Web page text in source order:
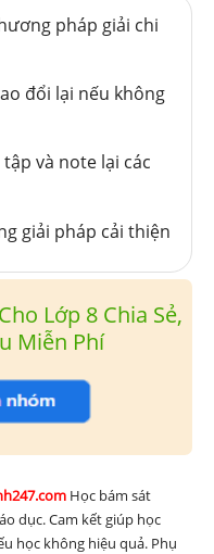
pháp giải chi
đổi lại nếu không
và note lại các
giải pháp cải thiện
Lớp 8 Chia Sẻ,
Miễn Phí
Học bám sát
dục. Cam kết giúp học
học không hiệu quả. Phụ